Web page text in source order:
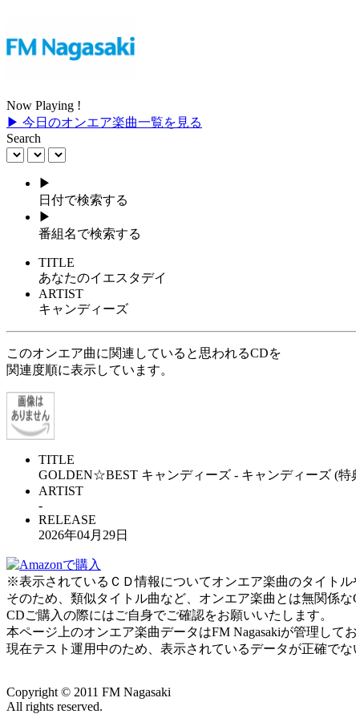
Now Playing !
▶ 今日のオンエア楽曲一覧を見る
Search
▶
日付で検索する
▶
番組名で検索する
TITLE
あなたのイエスタデイ
ARTIST
キャンディーズ
このオンエア曲に関連していると思われるCDを
関連度順に表示しています。
TITLE
GOLDEN☆BEST キャンディーズ - キャンディーズ (特
ARTIST
-
RELEASE
2026年04月29日
※表示されているＣＤ情報についてオンエア楽曲のタイトル
そのため、類似タイトル曲など、オンエア楽曲とは無関係
CDご購入の際にはご自身でご確認をお願いいたします。
本ページ上のオンエア楽曲データはFM Nagasakiが管理して
現在テスト運用中のため、表示されているデータが正確でな
Copyright © 2011 FM Nagasaki
All rights reserved.